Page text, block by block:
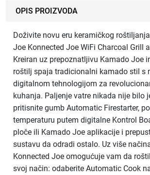
OPIS PROIZVODA
Doživite novu eru keramičkog
Joe Konnected Joe WiFi Charcoal Grill
Kreiran uz prepoznatljivu Kamado Joe
roštilj spaja tradicionalni kamado stil s
digitalnom tehnologijom za
kuhanja. Paljenje vatre nikada nije bilo
pritisnite gumb Automatic Firestarter,
temperaturu putem digitalne Kontrol
ploče ili Kamado Joe aplikacije i
sustavu da odradi ostalo. Uz više
Konnected Joe omogućuje vam da
svoj način: odaberite Automatic Cook